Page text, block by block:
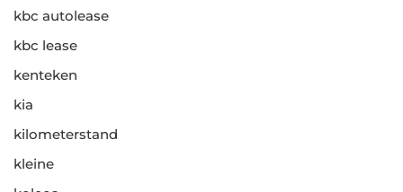
kbc autolease
kbc lease
kenteken
kia
kilometerstand
kleine